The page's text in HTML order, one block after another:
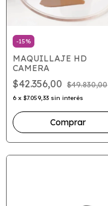
-15%
MAQUILLAJE HD
CAMERA
$42.356,00 $49.830,00
6 x $7.059,33 sin interés
Comprar